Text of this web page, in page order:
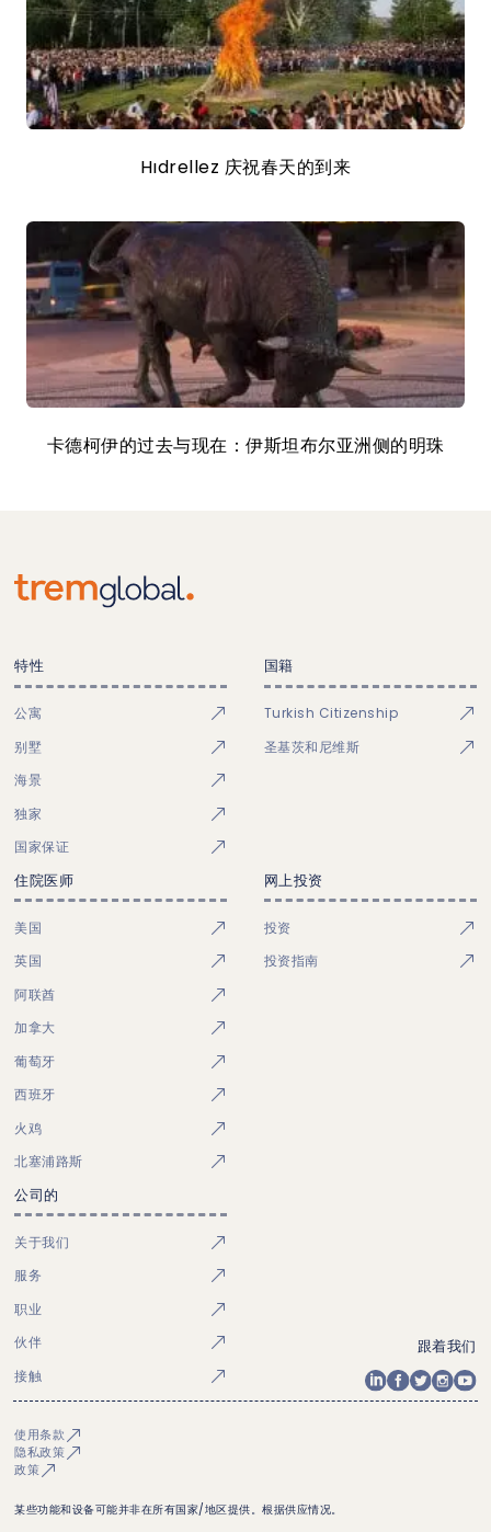
Hıdrellez 庆祝春天的到来
卡德柯伊的过去与现在：伊斯坦布尔亚洲侧的明珠
特性
公寓
别墅
海景
独家
国家保证
国籍
Turkish Citizenship
圣基茨和尼维斯
住院医师
美国
英国
阿联酋
加拿大
葡萄牙
西班牙
火鸡
北塞浦路斯
网上投资
投资
投资指南
公司的
关于我们
服务
职业
伙伴
接触
跟着我们
使用条款
隐私政策
政策
某些功能和设备可能并非在所有国家/地区提供。根据供应情况。